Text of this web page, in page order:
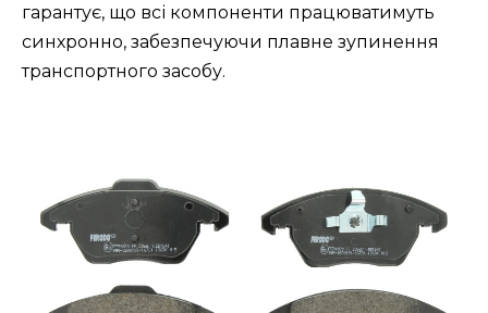
гарантує, що всі компоненти працюватимуть
синхронно, забезпечуючи плавне зупинення
транспортного засобу.